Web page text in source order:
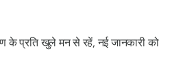
के प्रति खुले मन से रहें, नई जानकारी को